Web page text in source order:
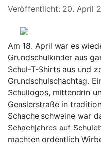
Details
Veröffentlicht: 20. April
Am 18. April war es
Grundschulkinder aus
Schul-T-Shirts aus und
Grundschulschachtag.
Schullogos, mittendrin
Genslerstraße in
Schachelschweine war
Schachjahres auf
machten ordentlich